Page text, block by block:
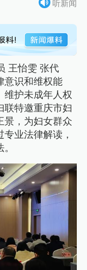
听新闻
王怡雯 张代
意识和维权能
维护未成年人权
联特邀重庆市妇
景，为妇女群众
业法律解读，